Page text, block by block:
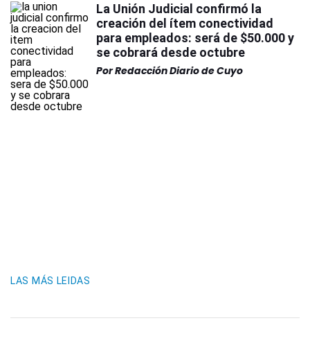
La Unión Judicial confirmó la
creación del ítem conectividad
para empleados: será de $50.000 y
se cobrará desde octubre
PorRedacción Diario de Cuyo
LAS MÁS LEIDAS